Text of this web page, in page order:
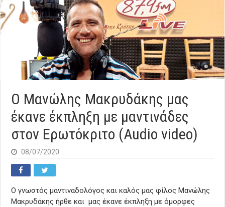
Ο Μανώλης Μακρυδάκης μας
έκανε έκπληξη με μαντινάδες
στον Ερωτόκριτο (Audio video)
08/07/2020
Ο γνωστός μαντιναδολόγος και καλός μας φίλος Μανώλης
Μακρυδάκης ήρθε και μας έκανε έκπληξη με όμορφες